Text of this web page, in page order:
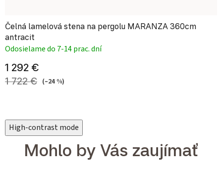
Čelná lamelová stena na pergolu MARANZA 360cm
antracit
Odosielame do 7-14 prac. dní
1 292 €
1 722 € (–24 %)
High-contrast mode
Mohlo by Vás zaujímať